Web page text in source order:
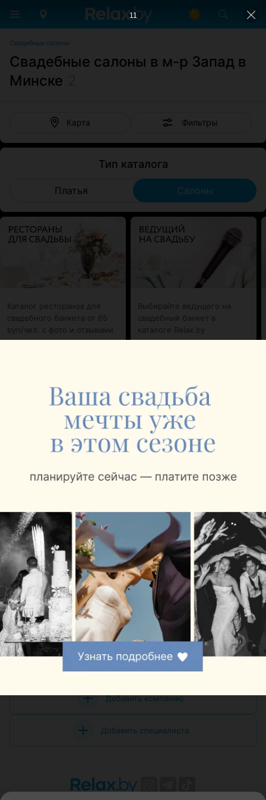
Свадебные салоны
Свадебные салоны в м-р Запад в
Минске
Карта Фильтры
Тип каталога
Платья Салоны
Каталог ресторанов для
свадебного банкета от 65
byn/чел. с фото и отзывами
Выбирайте ведущего на
свадебный банкет в
каталоге Relax.by
Минск, ул. Бурдейного, 6 с 10:00
СВАДЕБНЫЙ САЛОН
Вам будет интересно
Свадебные салоны в м-р Зеленый луг в Минске
Свадебные салоны в м-р Кунцевщина в Минске
Свадебные салоны в м-р Курасовщина в Минске
Добавить компанию
Добавить специалиста
11